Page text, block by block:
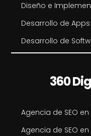
Diseño e
Desarrollo de Apps
Desarrollo de
360
Agencia de SEO
Agencia de SEO